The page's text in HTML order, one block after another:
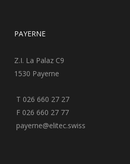
PAYERNE
Z.I. La Palaz C9
1530 Payerne
T 026 660 27 27
F 026 660 27 77
payerne@elitec.swiss